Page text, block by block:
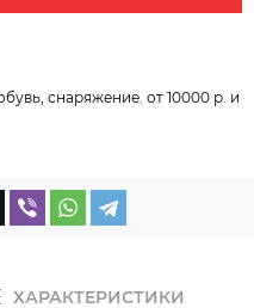
снаряжение от 10000 р. и
ХАРАКТЕРИСТИКИ